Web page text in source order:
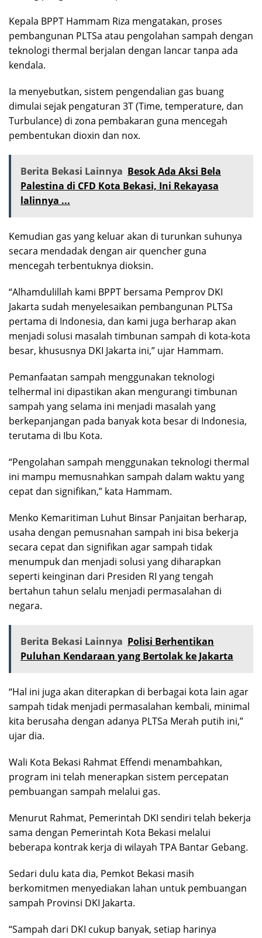
Kepala BPPT Hammam Riza mengatakan, proses
pembangunan PLTSa atau pengolahan sampah dengan
teknologi thermal berjalan dengan lancar tanpa ada
kendala.
Ia menyebutkan, sistem pengendalian gas buang
dimulai sejak pengaturan 3T (Time, temperature, dan
Turbulance) di zona pembakaran guna mencegah
pembentukan dioxin dan nox.
Berita Bekasi Lainnya Besok Ada Aksi Bela
Palestina di CFD Kota Bekasi, Ini Rekayasa
lalinnya ...
Kemudian gas yang keluar akan di turunkan suhunya
secara mendadak dengan air quencher guna
mencegah terbentuknya dioksin.
“Alhamdulillah kami BPPT bersama Pemprov DKI
Jakarta sudah menyelesaikan pembangunan PLTSa
pertama di Indonesia, dan kami juga berharap akan
menjadi solusi masalah timbunan sampah di kota-kota
besar, khususnya DKI Jakarta ini,” ujar Hammam.
Pemanfaatan sampah menggunakan teknologi
telhermal ini dipastikan akan mengurangi timbunan
sampah yang selama ini menjadi masalah yang
berkepanjangan pada banyak kota besar di Indonesia,
terutama di Ibu Kota.
“Pengolahan sampah menggunakan teknologi thermal
ini mampu memusnahkan sampah dalam waktu yang
cepat dan signifikan,” kata Hammam.
Menko Kemaritiman Luhut Binsar Panjaitan berharap,
usaha dengan pemusnahan sampah ini bisa bekerja
secara cepat dan signifikan agar sampah tidak
menumpuk dan menjadi solusi yang diharapkan
seperti keinginan dari Presiden RI yang tengah
bertahun tahun selalu menjadi permasalahan di
negara.
Berita Bekasi Lainnya Polisi Berhentikan
Puluhan Kendaraan yang Bertolak ke Jakarta
“Hal ini juga akan diterapkan di berbagai kota lain agar
sampah tidak menjadi permasalahan kembali, minimal
kita berusaha dengan adanya PLTSa Merah putih ini,”
ujar dia.
Wali Kota Bekasi Rahmat Effendi menambahkan,
program ini telah menerapkan sistem percepatan
pembuangan sampah melalui gas.
Menurut Rahmat, Pemerintah DKI sendiri telah bekerja
sama dengan Pemerintah Kota Bekasi melalui
beberapa kontrak kerja di wilayah TPA Bantar Gebang.
Sedari dulu kata dia, Pemkot Bekasi masih
berkomitmen menyediakan lahan untuk pembuangan
sampah Provinsi DKI Jakarta.
“Sampah dari DKI cukup banyak, setiap harinya